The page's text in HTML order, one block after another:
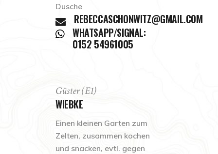
Dusche
REBECCASCHONWITZ@GMAIL.COM
WHATSAPP/SIGNAL:
0152 54961005
Güster (E1)
WIEBKE
Einen kleinen Garten zum
Zelten, zusammen kochen
und snacken, evtl. gegen